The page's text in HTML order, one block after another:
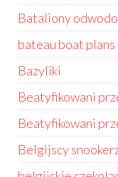
Bataliony
bateau boat plans
Bazyliki
Beatyfikowani
Beatyfikowani
Belgijscy